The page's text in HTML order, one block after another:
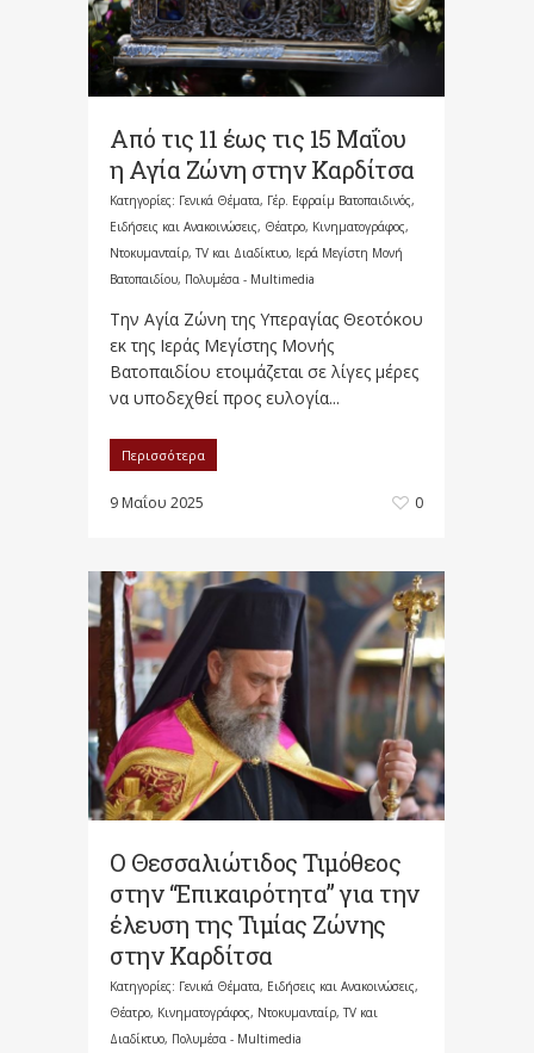
Από τις 11 έως τις 15 Μαΐου
η Αγία Ζώνη στην Καρδίτσα
Κατηγορίες: Γενικά Θέματα, Γέρ. Εφραίμ Βατοπαιδινός,
Ειδήσεις και Ανακοινώσεις, Θέατρο, Κινηματογράφος,
Ντοκυμανταίρ, TV και Διαδίκτυο, Ιερά Μεγίστη Μονή
Βατοπαιδίου, Πολυμέσα - Multimedia
Την Αγία Ζώνη της Υπεραγίας Θεοτόκου
εκ της Ιεράς Μεγίστης Μονής
Βατοπαιδίου ετοιμάζεται σε λίγες μέρες
να υποδεχθεί προς ευλογία...
Περισσότερα
9 Μαΐου 2025 0
Ο Θεσσαλιώτιδος Τιμόθεος
στην “Επικαιρότητα” για την
έλευση της Τιμίας Ζώνης
στην Καρδίτσα
Κατηγορίες: Γενικά Θέματα, Ειδήσεις και Ανακοινώσεις,
Θέατρο, Κινηματογράφος, Ντοκυμανταίρ, TV και
Διαδίκτυο, Πολυμέσα - Multimedia